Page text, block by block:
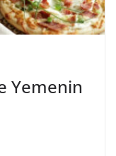
Yemenin